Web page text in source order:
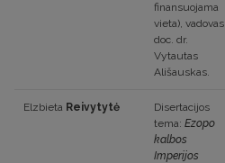
finansuojama
vieta), vadovas
doc. dr.
Vytautas
Ališauskas.
Elzbieta Reivytytė
Disertacijos
tema: Ezopo
kalbos
Imperijos